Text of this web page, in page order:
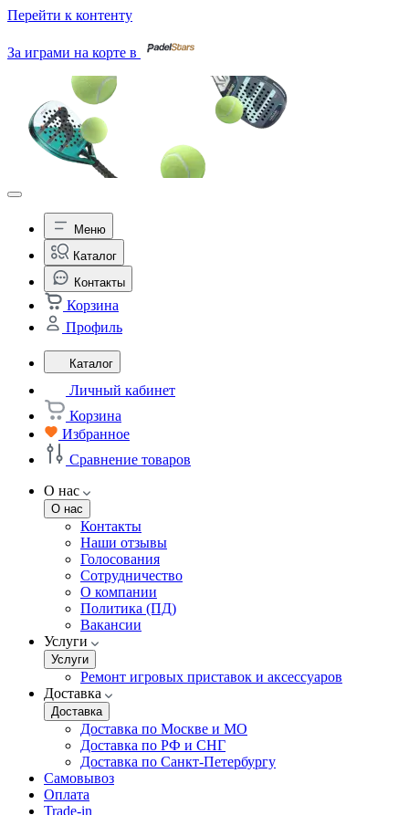
Перейти к контенту
За играми на корте в
Меню
Каталог
Контакты
Корзина
Профиль
Каталог
Личный кабинет
Корзина
Избранное
Сравнение товаров
О нас
О нас
Контакты
Наши отзывы
Голосования
Сотрудничество
О компании
Политика (ПД)
Вакансии
Услуги
Услуги
Ремонт игровых приставок и аксессуаров
Доставка
Доставка
Доставка по Москве и МО
Доставка по РФ и СНГ
Доставка по Санкт-Петербургу
Самовывоз
Оплата
Trade-in